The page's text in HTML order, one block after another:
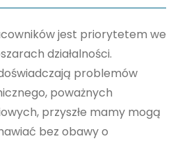
jest priorytetem we
działalności.
problemów
poważnych
przyszłe mamy mogą
bez obawy o